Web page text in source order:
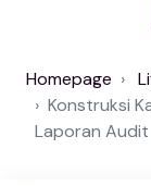
Homepage
Konstruksi
Laporan Audit